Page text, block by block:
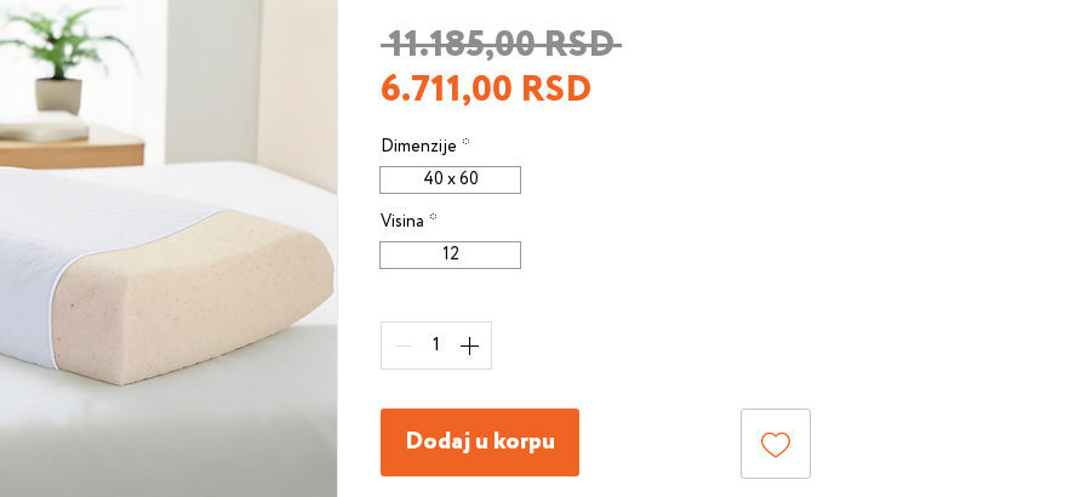
11.185,00 RSD Regular
6.711,00 RSD
Dimenzije *
40 x 60
Visina *
12
Dodaj u korpu